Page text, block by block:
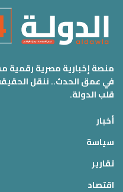
منصة إخبارية مصرية رقمية
في عمق الحدث.. ننقل
قلب الدولة.
أخبار
سياسة
تقارير
اقتصاد